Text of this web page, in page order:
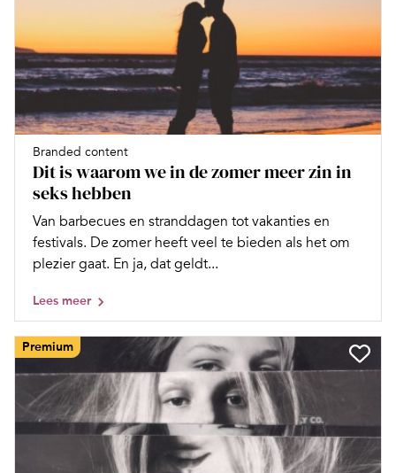
Branded content
Dit is waarom we in de zomer meer zin in
seks hebben
Van barbecues en stranddagen tot vakanties en
festivals. De zomer heeft veel te bieden als het om
plezier gaat. En ja, dat geldt...
Lees meer
Premium